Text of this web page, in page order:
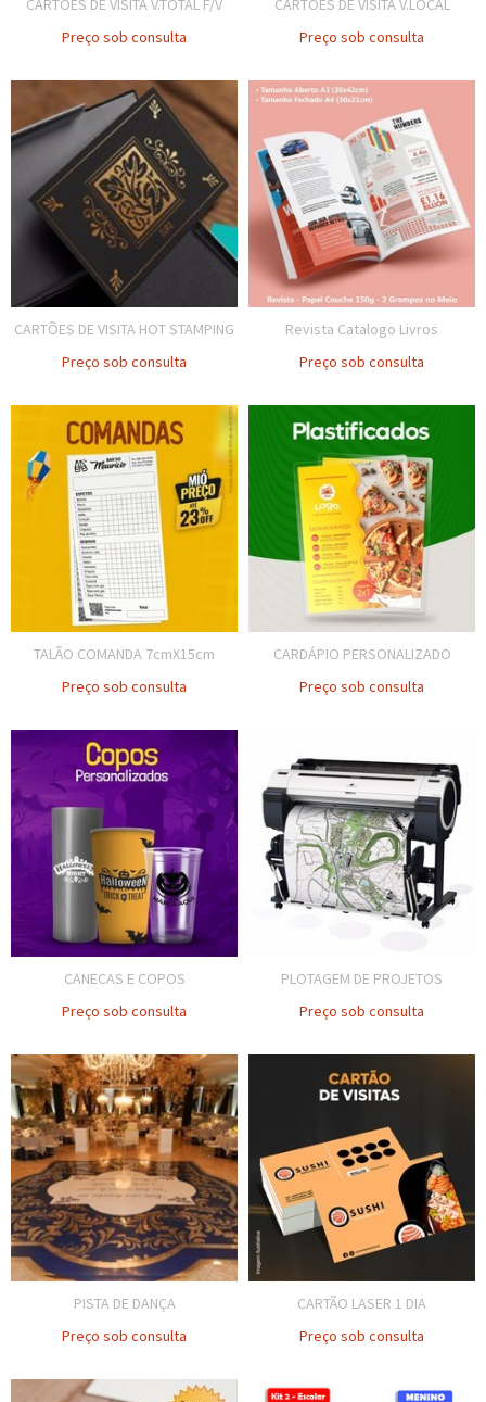
CARTÕES DE VISITA V.TOTAL F/V
Preço sob consulta
CARTÕES DE VISITA V.LOCAL
Preço sob consulta
CARTÕES DE VISITA HOT STAMPING
Preço sob consulta
Revista Catalogo Livros
Preço sob consulta
TALÃO COMANDA 7cmX15cm
Preço sob consulta
CARDÁPIO PERSONALIZADO
Preço sob consulta
CANECAS E COPOS
Preço sob consulta
PLOTAGEM DE PROJETOS
Preço sob consulta
PISTA DE DANÇA
Preço sob consulta
CARTÃO LASER 1 DIA
Preço sob consulta